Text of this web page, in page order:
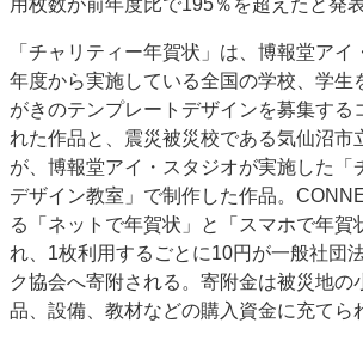
用枚数が前年度比で195％を超えたと発表
「チャリティー年賀状」は、博報堂アイ
年度から実施している全国の学校、学生
がきのテンプレートデザインを募集する
れた作品と、震災被災校である気仙沼市
が、博報堂アイ・スタジオが実施した「
デザイン教室」で制作した作品。
る「ネットで年賀状」と「スマホで年賀
れ、1枚利用するごとに10円が一般社団
ク協会へ寄附される。寄附金は被災地の
品、設備、教材などの購入資金に充てら